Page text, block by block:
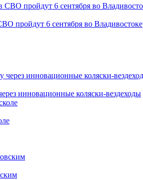
пройдут 6 сентября во Владивостоке
инновационные коляски-вездеходы